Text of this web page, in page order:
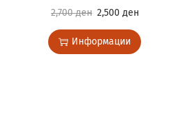
2,700ден 2,500 ден
Информации